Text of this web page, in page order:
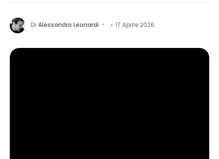
Di Alessandro Leonardi 17 Aprile 2026